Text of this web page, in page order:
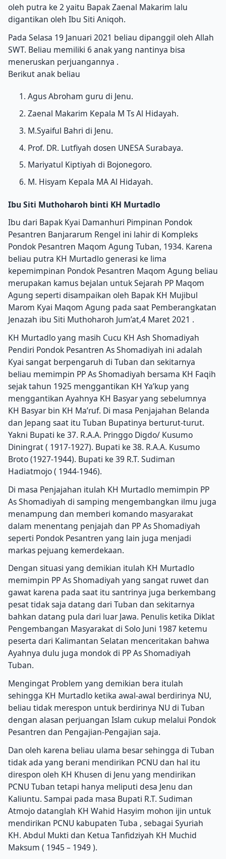
oleh putra ke 2 yaitu Bapak Zaenal Makarim lalu
digantikan oleh Ibu Siti Aniqoh.
Pada Selasa 19 Januari 2021 beliau dipanggil oleh Allah
SWT. Beliau memiliki 6 anak yang nantinya bisa
meneruskan perjuangannya .
Berikut anak beliau
Agus Abroham guru di Jenu.
Zaenal Makarim Kepala M Ts Al Hidayah.
M.Syaiful Bahri di Jenu.
Prof. DR. Lutfiyah dosen UNESA Surabaya.
Mariyatul Kiptiyah di Bojonegoro.
M. Hisyam Kepala MA Al Hidayah.
Ibu Siti Muthoharoh binti KH Murtadlo
Ibu dari Bapak Kyai Damanhuri Pimpinan Pondok
Pesantren Banjararum Rengel ini lahir di Kompleks
Pondok Pesantren Maqom Agung Tuban, 1934. Karena
beliau putra KH Murtadlo generasi ke lima
kepemimpinan Pondok Pesantren Maqom Agung beliau
merupakan kamus bejalan untuk Sejarah PP Maqom
Agung seperti disampaikan oleh Bapak KH Mujibul
Marom Kyai Maqom Agung pada saat Pemberangkatan
Jenazah ibu Siti Muthoharoh Jum’at,4 Maret 2021 .
KH Murtadlo yang masih Cucu KH Ash Shomadiyah
Pendiri Pondok Pesantren As Shomadiyah ini adalah
Kyai sangat berpengaruh di Tuban dan sekitarnya
beliau memimpin PP As Shomadiyah bersama KH Faqih
sejak tahun 1925 menggantikan KH Ya’kup yang
menggantikan Ayahnya KH Basyar yang sebelumnya
KH Basyar bin KH Ma’ruf. Di masa Penjajahan Belanda
dan Jepang saat itu Tuban Bupatinya berturut-turut.
Yakni Bupati ke 37. R.A.A. Pringgo Digdo/ Kusumo
Diningrat ( 1917-1927). Bupati ke 38. R.A.A. Kusumo
Broto (1927-1944). Bupati ke 39 R.T. Sudiman
Hadiatmojo ( 1944-1946).
Di masa Penjajahan itulah KH Murtadlo memimpin PP
As Shomadiyah di samping mengembangkan ilmu juga
menampung dan memberi komando masyarakat
dalam menentang penjajah dan PP As Shomadiyah
seperti Pondok Pesantren yang lain juga menjadi
markas pejuang kemerdekaan.
Dengan situasi yang demikian itulah KH Murtadlo
memimpin PP As Shomadiyah yang sangat ruwet dan
gawat karena pada saat itu santrinya juga berkembang
pesat tidak saja datang dari Tuban dan sekitarnya
bahkan datang pula dari luar Jawa. Penulis ketika Diklat
Pengembangan Masyarakat di Solo Juni 1987 ketemu
peserta dari Kalimantan Selatan menceritakan bahwa
Ayahnya dulu juga mondok di PP As Shomadiyah
Tuban.
Mengingat Problem yang demikian bera itulah
sehingga KH Murtadlo ketika awal-awal berdirinya NU,
beliau tidak merespon untuk berdirinya NU di Tuban
dengan alasan perjuangan Islam cukup melalui Pondok
Pesantren dan Pengajian-Pengajian saja.
Dan oleh karena beliau ulama besar sehingga di Tuban
tidak ada yang berani mendirikan PCNU dan hal itu
direspon oleh KH Khusen di Jenu yang mendirikan
PCNU Tuban tetapi hanya meliputi desa Jenu dan
Kaliuntu. Sampai pada masa Bupati R.T. Sudiman
Atmojo datanglah KH Wahid Hasyim mohon ijin untuk
mendirikan PCNU kabupaten Tuba , sebagai Syuriah
KH. Abdul Mukti dan Ketua Tanfidziyah KH Muchid
Maksum ( 1945 – 1949 ).